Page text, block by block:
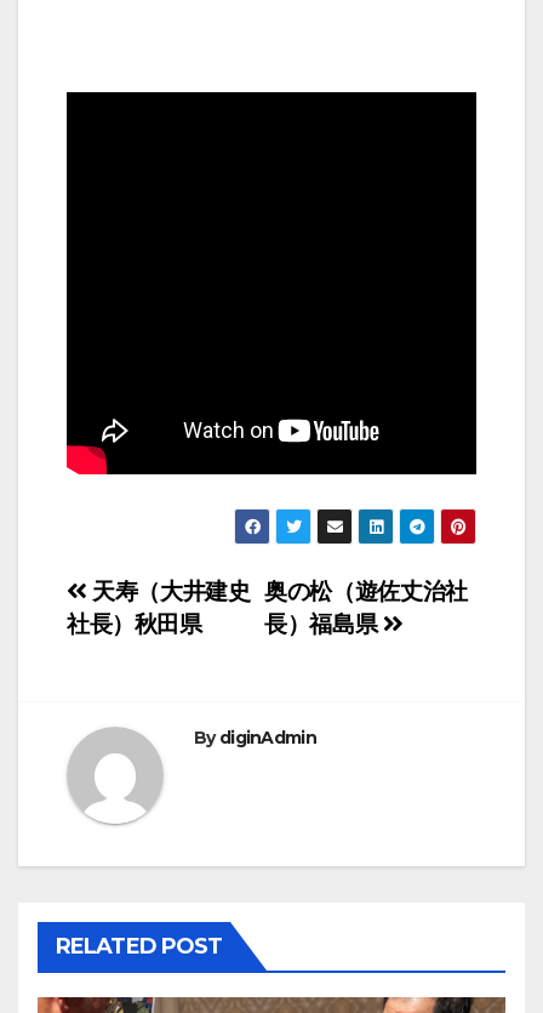
投
稿
ビ
ゲ
ョ
ン
奥の松（遊佐丈治社
長）福島県
天寿（大井建史
社長）秋田県
BydiginAdmin
RELATED POST